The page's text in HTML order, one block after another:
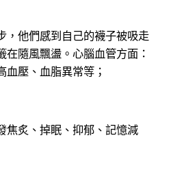
，他們感到自己的襪子被吸走
在隨風飄盪。心腦血管方面：
血壓、血脂異常等；
焦炙、掉眠、抑郁、記憶減